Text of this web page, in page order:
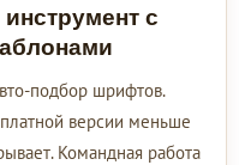
с
подбор шрифтов.
версии меньше
Командная работа